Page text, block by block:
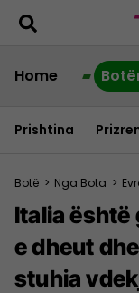
Home
Prishtina
Botë > Nga Bota >
Italia
e dheut
stuhia